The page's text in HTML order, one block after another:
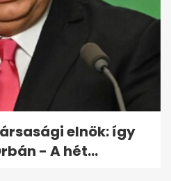
Vajek Jutka, a
évek legmerészebb...
elnök: így
- A hét...